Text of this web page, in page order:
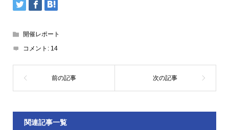
開催レポート
コメント: 14
関連記事一覧